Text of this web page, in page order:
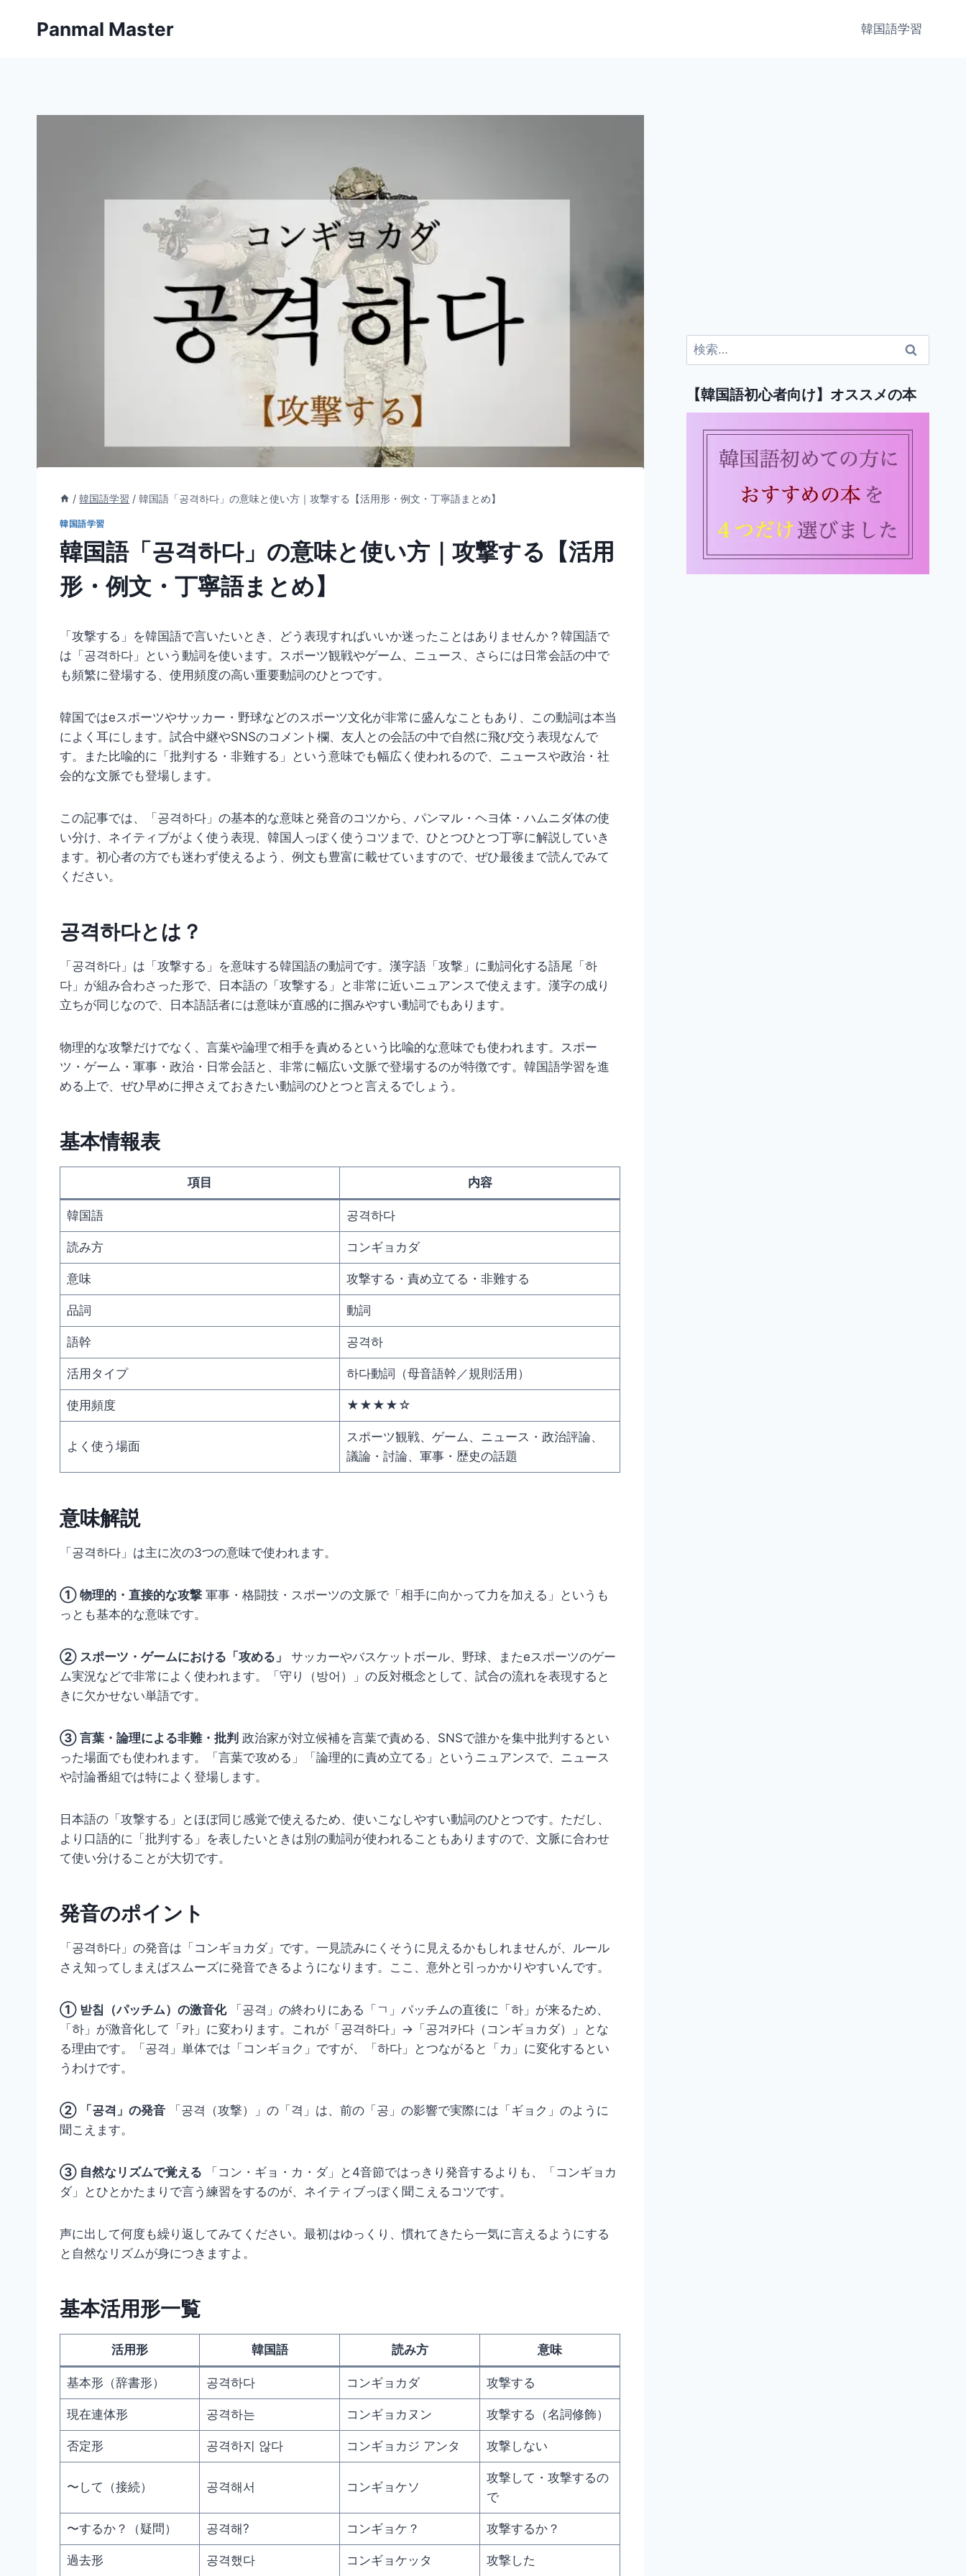
Panmal Master 韓国語学習
/ 韓国語学習 / 韓国語「공격하다」の意味と使い方｜攻撃する【活用形・例文・丁寧語まとめ】
韓国語学習
韓国語「공격하다」の意味と使い方｜攻撃する【活用
形・例文・丁寧語まとめ】
「攻撃する」を韓国語で言いたいとき、どう表現すればいいか迷ったことはありませんか？韓国語で
は「공격하다」という動詞を使います。スポーツ観戦やゲーム、ニュース、さらには日常会話の中で
も頻繁に登場する、使用頻度の高い重要動詞のひとつです。
韓国ではeスポーツやサッカー・野球などのスポーツ文化が非常に盛んなこともあり、この動詞は本当
によく耳にします。試合中継やSNSのコメント欄、友人との会話の中で自然に飛び交う表現なんで
す。また比喩的に「批判する・非難する」という意味でも幅広く使われるので、ニュースや政治・社
会的な文脈でも登場します。
この記事では、「공격하다」の基本的な意味と発音のコツから、パンマル・ヘヨ体・ハムニダ体の使
い分け、ネイティブがよく使う表現、韓国人っぽく使うコツまで、ひとつひとつ丁寧に解説していき
ます。初心者の方でも迷わず使えるよう、例文も豊富に載せていますので、ぜひ最後まで読んでみて
ください。
공격하다とは？
「공격하다」は「攻撃する」を意味する韓国語の動詞です。漢字語「攻撃」に動詞化する語尾「하
다」が組み合わさった形で、日本語の「攻撃する」と非常に近いニュアンスで使えます。漢字の成り
立ちが同じなので、日本語話者には意味が直感的に掴みやすい動詞でもあります。
物理的な攻撃だけでなく、言葉や論理で相手を責めるという比喩的な意味でも使われます。スポー
ツ・ゲーム・軍事・政治・日常会話と、非常に幅広い文脈で登場するのが特徴です。韓国語学習を進
める上で、ぜひ早めに押さえておきたい動詞のひとつと言えるでしょう。
基本情報表
項目 内容
韓国語 공격하다
読み方 コンギョカダ
意味 攻撃する・責め立てる・非難する
品詞 動詞
語幹 공격하
活用タイプ 하다動詞（母音語幹／規則活用）
使用頻度 ★★★★☆
よく使う場面
スポーツ観戦、ゲーム、ニュース・政治評論、
議論・討論、軍事・歴史の話題
意味解説
「공격하다」は主に次の3つの意味で使われます。
① 物理的・直接的な攻撃 軍事・格闘技・スポーツの文脈で「相手に向かって力を加える」というも
っとも基本的な意味です。
② スポーツ・ゲームにおける「攻める」
サッカーやバスケットボール、野球、またeスポーツのゲー
ム実況などで非常によく使われます。「守り（방어）」の反対概念として、試合の流れを表現すると
きに欠かせない単語です。
③ 言葉・論理による非難・批判 政治家が対立候補を言葉で責める、SNSで誰かを集中批判するとい
った場面でも使われます。「言葉で攻める」「論理的に責め立てる」というニュアンスで、ニュース
や討論番組では特によく登場します。
日本語の「攻撃する」とほぼ同じ感覚で使えるため、使いこなしやすい動詞のひとつです。ただし、
より口語的に「批判する」を表したいときは別の動詞が使われることもありますので、文脈に合わせ
て使い分けることが大切です。
発音のポイント
「공격하다」の発音は「コンギョカダ」です。一見読みにくそうに見えるかもしれませんが、ルール
さえ知ってしまえばスムーズに発音できるようになります。ここ、意外と引っかかりやすいんです。
① 받침（パッチム）の激音化「공격」の終わりにある「ㄱ」パッチムの直後に「하」が来るため、
「하」が激音化して「카」に変わります。これが「공격하다」→「공겨카다（コンギョカダ）」とな
る理由です。「공격」単体では「コンギョク」ですが、「하다」とつながると「カ」に変化するとい
うわけです。
② 「공격」の発音 「공격（攻撃）」の「격」は、前の「공」の影響で実際には「ギョク」のように
聞こえます。
③ 自然なリズムで覚える 「コン・ギョ・カ・ダ」と4音節ではっきり発音するよりも、「コンギョカ
ダ」とひとかたまりで言う練習をするのが、ネイティブっぽく聞こえるコツです。
声に出して何度も繰り返してみてください。最初はゆっくり、慣れてきたら一気に言えるようにする
と自然なリズムが身につきますよ。
基本活用形一覧
活用形 韓国語 読み方 意味
基本形（辞書形） 공격하다 コンギョカダ 攻撃する
現在連体形 공격하는 コンギョカヌン 攻撃する（名詞修飾）
否定形 공격하지 않다 コンギョカジ アンタ 攻撃しない
〜して（接続） 공격해서 コンギョケソ
攻撃して・攻撃するの
で
〜するか？（疑問） 공격해? コンギョケ？ 攻撃するか？
過去形 공격했다 コンギョケッタ 攻撃した
検
索:
【韓国語初心者向け】オススメの本